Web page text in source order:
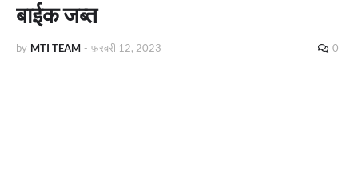
बाईक जब्त
by MTI TEAM - फ़रवरी 12, 2023 0